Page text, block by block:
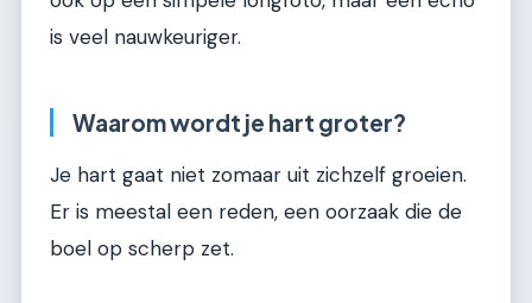
is veel nauwkeuriger.
Waarom wordt je hart groter?
Je hart gaat niet zomaar uit zichzelf groeien.
Er is meestal een reden, een oorzaak die de
boel op scherp zet.